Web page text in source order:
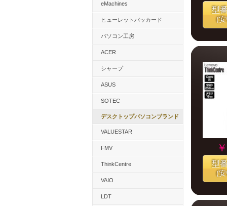
eMachines
ヒューレットパッカード
パソコン工房
ACER
シャープ
ASUS
SOTEC
デスクトップパソコンブランド
VALUESTAR
FMV
ThinkCentre
VAIO
LDT
型
(安
型
(安